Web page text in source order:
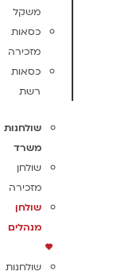
משקל
כסאות
מזכירה
כסאות
רשת
שולחנות
משרד
שולחן
מזכירה
שולחן
מנהלים
שולחנות